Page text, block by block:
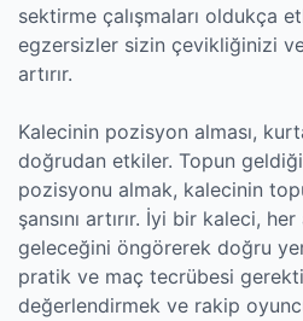
sektirme çalışmaları oldukça
egzersizler sizin çevikliğinizi
artırır.
Kalecinin pozisyon alması,
doğrudan etkiler. Topun
pozisyonu almak, kalecinin
şansını artırır. İyi bir kaleci,
geleceğini öngörerek doğru
pratik ve maç tecrübesi
değerlendirmek ve rakip